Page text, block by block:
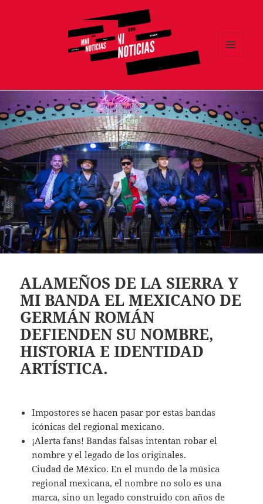
ALAMEÑOS DE LA SIERRA Y
MI BANDA EL MEXICANO DE
GERMÁN ROMÁN
DEFIENDEN SU NOMBRE,
HISTORIA E IDENTIDAD
ARTÍSTICA.
Impostores se hacen pasar por estas bandas
icónicas del regional mexicano.
¡Alerta fans! Bandas falsas intentan robar el
nombre y el legado de los originales.
Ciudad de México. En el mundo de la música
regional mexicana, el nombre no solo es una
marca, sino un legado construido con años de